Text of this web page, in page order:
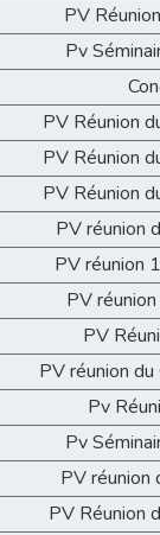
PV
Pv
PV Réunion
PV Réunion
PV Réunion
PV réunion
PV réunion
PV
PV
PV réunion
Pv
Pv
PV
PV Réunion